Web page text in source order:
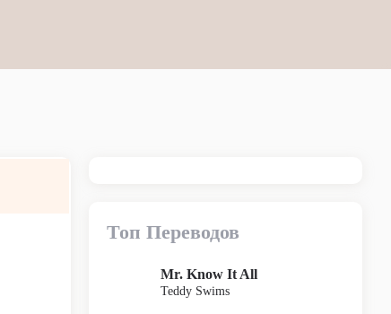
Топ Переводов
Mr. Know It All
Teddy Swims